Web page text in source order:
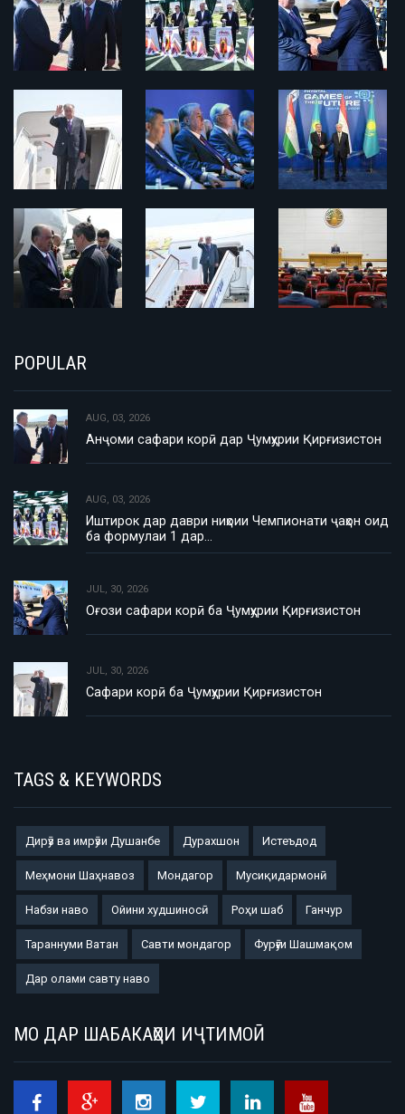
POPULAR
AUG, 03, 2026
Анҷоми сафари корӣ дар Ҷумҳурии Қирғизистон
AUG, 03, 2026
Иштирок дар даври ниҳоии Чемпионати ҷаҳон оид
ба формулаи 1 дар…
JUL, 30, 2026
Оғози сафари корӣ ба Ҷумҳурии Қирғизистон
JUL, 30, 2026
Сафари корӣ ба Ҷумҳурии Қирғизистон
TAGS & KEYWORDS
Дирӯз ва имрӯзи Душанбе Дурахшон Истеъдод
Меҳмони Шаҳнавоз Мондагор Мусиқидармонӣ
Набзи наво Ойини худшиносӣ Роҳи шаб Ганчур
Тараннуми Ватан Савти мондагор Фурӯғи Шашмақом
Дар олами савту наво
МО ДАР ШАБАКАҲОИ ИҶТИМОӢ